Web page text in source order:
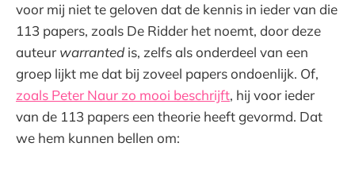
voor mij niet te geloven dat de kennis in ieder van die
113 papers, zoals De Ridder het noemt, door deze
auteur warranted is, zelfs als onderdeel van een
groep lijkt me dat bij zoveel papers ondoenlijk. Of,
zoals Peter Naur zo mooi beschrijft, hij voor ieder
van de 113 papers een theorie heeft gevormd. Dat
we hem kunnen bellen om: